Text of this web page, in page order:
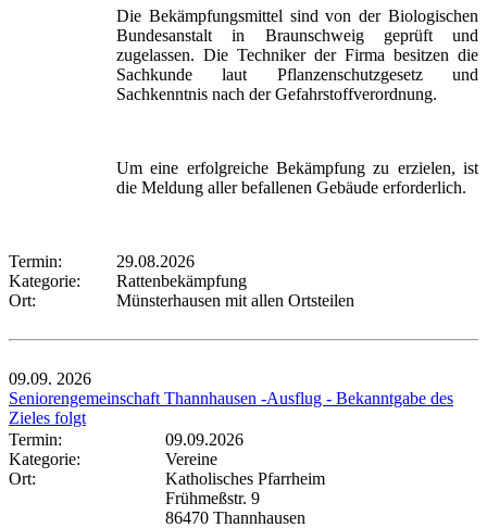
Die Bekämpfungsmittel sind von der Biologischen
Bundesanstalt in Braunschweig geprüft und
zugelassen. Die Techniker der Firma besitzen die
Sachkunde laut Pflanzenschutzgesetz und
Sachkenntnis nach der Gefahrstoffverordnung.
Um eine erfolgreiche Bekämpfung zu erzielen, ist
die Meldung aller befallenen Gebäude erforderlich.
Termin:
29.08.2026
Kategorie:
Rattenbekämpfung
Ort:
Münsterhausen mit allen Ortsteilen
09.09. 2026
Seniorengemeinschaft Thannhausen -Ausflug - Bekanntgabe des
Zieles folgt
Termin:
09.09.2026
Kategorie:
Vereine
Ort:
Katholisches Pfarrheim
Frühmeßstr. 9
86470 Thannhausen